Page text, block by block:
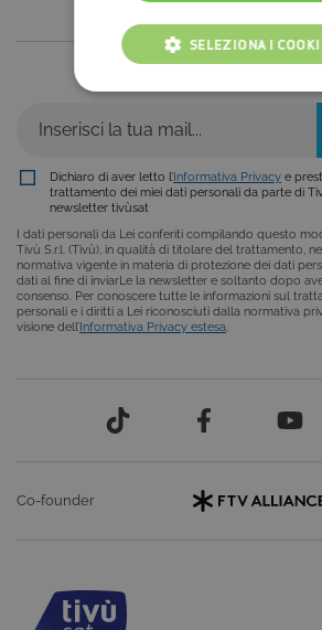
Dichiaro di aver letto l’Informativa Privacy e
trattamento dei miei dati personali da parte di
newsletter tivùsat
I dati personali da Lei conferiti compilando questo
Tivù S.r.l. (Tivù), in qualità di titolare del trattamento,
normativa vigente in materia di protezione dei dati
dati al fine di inviarLe la newsletter e soltanto dopo
consenso. Per conoscere tutte le informazioni sul
personali e i diritti a Lei riconosciuti dalla normativa
visione dell’Informativa Privacy estesa
Co-founder
SELEZIONA I
COOKIE TECNICI
COOKIE ANALITICI
COOKIE DI
FUNZIONALITÀ
Cookie tecnici
funzionamento del nostro sito e non
essere disattivati. Vengono impostati
servizi ai sensi di legge, come la
visualizzazione del sito e dei suoi
bloccare i cookie tecnici o essere
riguardo alla loro installazione, ma in